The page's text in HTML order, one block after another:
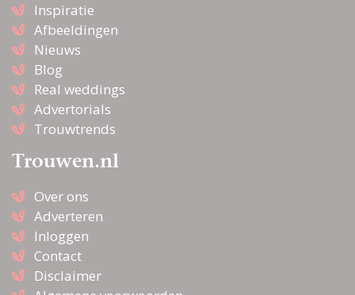
Inspiratie
Afbeeldingen
Nieuws
Blog
Real weddings
Advertorials
Trouwtrends
Trouwen.nl
Over ons
Adverteren
Inloggen
Contact
Disclaimer